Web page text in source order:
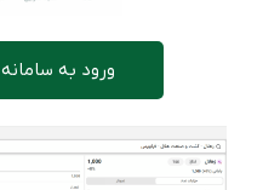
ورود به